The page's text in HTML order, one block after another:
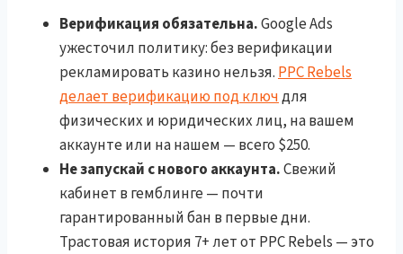
Верификация обязательна.Google Ads
ужесточил политику: без верификации
рекламировать казино нельзя. PPC Rebels
делает верификацию под ключдля
физических и юридических лиц, на вашем
аккаунте или на нашем — всего $250.
Не запускай с нового аккаунта.Свежий
кабинет в гемблинге — почти
гарантированный бан в первые дни.
Трастовая история 7+ лет от PPC Rebels — это